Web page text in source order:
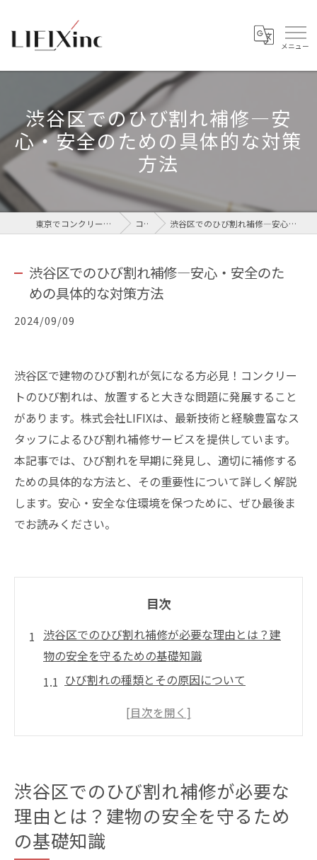
渋谷区でのひび割れ補修—安
心・安全のための具体的な対策
方法
東京でコンクリートなら株式会社LIFIX コラム 渋谷区でのひび割れ補修—安心・安全のための具体的な対策方法
渋谷区でのひび割れ補修—安心・安全のた
めの具体的な対策方法
2024/09/09
渋谷区で建物のひび割れが気になる方必見！コンクリー
トのひび割れは、放置すると大きな問題に発展すること
があります。株式会社LIFIXは、最新技術と経験豊富なス
タッフによるひび割れ補修サービスを提供しています。
本記事では、ひび割れを早期に発見し、適切に補修する
ための具体的な方法と、その重要性について詳しく解説
します。安心・安全な住環境を保つために、ぜひ最後ま
でお読みください。
目次
渋谷区でのひび割れ補修が必要な理由とは？建
物の安全を守るための基礎知識
ひび割れの種類とその原因について
渋谷区の気候と建物への影響
れ
ひび割れ補修の重要性を理解するために
ひび割れを早期に発見する方法—渋谷区での具
渋谷区でのひび割れ補修が必要な
理由とは？建物の安全を守るため
の基礎知識